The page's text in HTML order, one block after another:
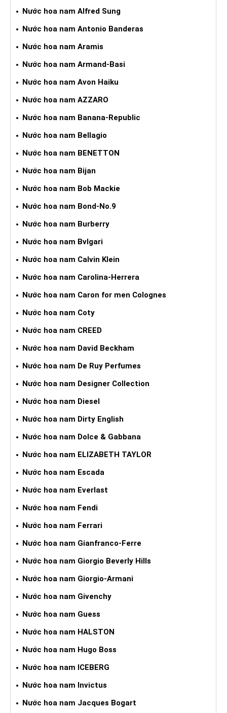
Nước hoa nam Alfred Sung
Nước hoa nam Antonio Banderas
Nước hoa nam Aramis
Nước hoa nam Armand-Basi
Nước hoa nam Avon Haiku
Nước hoa nam AZZARO
Nước hoa nam Banana-Republic
Nước hoa nam Bellagio
Nước hoa nam BENETTON
Nước hoa nam Bijan
Nước hoa nam Bob Mackie
Nước hoa nam Bond-No.9
Nước hoa nam Burberry
Nước hoa nam Bvlgari
Nước hoa nam Calvin Klein
Nước hoa nam Carolina-Herrera
Nước hoa nam Caron for men Colognes
Nước hoa nam Coty
Nước hoa nam CREED
Nước hoa nam David Beckham
Nước hoa nam De Ruy Perfumes
Nước hoa nam Designer Collection
Nước hoa nam Diesel
Nước hoa nam Dirty English
Nước hoa nam Dolce & Gabbana
Nước hoa nam ELIZABETH TAYLOR
Nước hoa nam Escada
Nước hoa nam Everlast
Nước hoa nam Fendi
Nước hoa nam Ferrari
Nước hoa nam Gianfranco-Ferre
Nước hoa nam Giorgio Beverly Hills
Nước hoa nam Giorgio-Armani
Nước hoa nam Givenchy
Nước hoa nam Guess
Nước hoa nam HALSTON
Nước hoa nam Hugo Boss
Nước hoa nam ICEBERG
Nước hoa nam Invictus
Nước hoa nam Jacques Bogart